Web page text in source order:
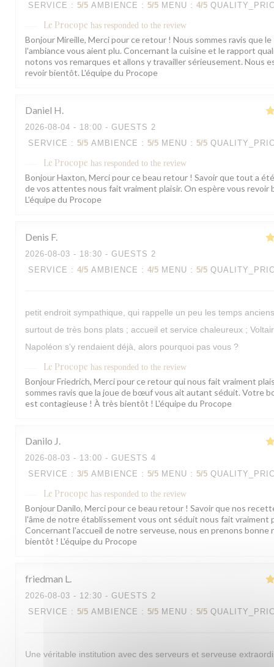
SERVICE : 5/5 AMBIENCE : 5/5 MENU : 4/5
Le Procope has responded to the review
Bonjour Mireille, Merci pour ce retour ! Nous sommes ravis que
l'ambiance vous aient plu. Concernant la cuisine et le rapport
notons vos remarques et allons y travailler sérieusement. Nous
revoir bientôt. L'équipe du Procope
Daniel H
2026-08-04 - 18:00 - GUESTS 2
SERVICE : 5/5 AMBIENCE : 5/5 MENU : 5/5
Le Procope has responded to the review
Bonjour Haxton, Merci pour ce beau retour ! Savoir que tout a
de vos attentes nous fait vraiment plaisir. On espère vous revoir
L'équipe du Procope
Denis F
2026-08-03 - 18:30 - GUESTS 2
SERVICE : 4/5 AMBIENCE : 4/5 MENU : 5/5
petit endroit sympathique, qui rappelle un peu les temps
surtout de très bons plats ; accueil et service chaleureux ;
Napoléon s'y rendaient déjà, alors pourquoi pas vous ?
Le Procope has responded to the review
Bonjour Friedrich, Merci pour ce retour qui nous fait vraiment
sommes ravis que la joue de bœuf vous ait autant séduit. Votre
est contagieuse ! À très bientôt ! L'équipe du Procope
Danilo J
2026-08-03 - 13:00 - GUESTS 4
SERVICE : 3/5 AMBIENCE : 5/5 MENU : 5/5
Le Procope has responded to the review
Bonjour Danilo, Merci pour ce beau retour ! Savoir que nos
l'âme de notre établissement vous ont séduit nous fait vraiment
Concernant l'accueil de notre serveuse, nous en prenons bonne
bientôt ! L'équipe du Procope
friedman L
2026-08-03 - 12:30 - GUESTS 2
SERVICE : 5/5 AMBIENCE : 5/5 MENU : 5/5
Une véritable institution avec des serveurs et serveuse